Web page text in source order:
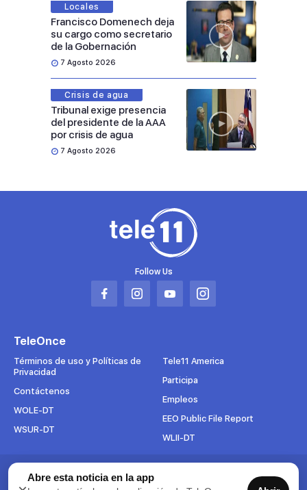
Locales
Francisco Domenech deja
su cargo como secretario
de la Gobernación
7 Agosto 2026
Crisis de agua
Tribunal exige presencia
del presidente de la AAA
por crisis de agua
7 Agosto 2026
Follow Us
Abrir
pestaña
Abrir
pestaña
Abrir
pestaña
Abrir
pestaña
TeleOnce
Términos de uso y Políticas de
Privacidad
Contáctenos
WOLE-DT
WSUR-DT
Tele11 America
Participa
Empleos
EEO Public File Report
WLII-DT
Suscríbete al boletín
Abre esta noticia en la app